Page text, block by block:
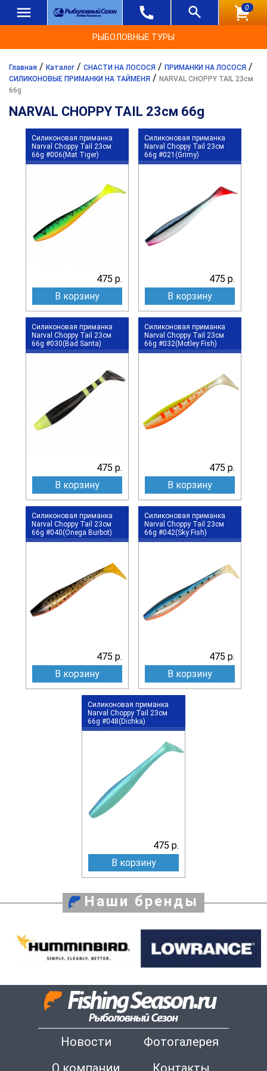
0
РЫБОЛОВНЫЕ ТУРЫ
Главная / Каталог / СНАСТИ НА ЛОСОСЯ / ПРИМАНКИ НА ЛОСОСЯ /
СИЛИКОНОВЫЕ ПРИМАНКИ НА ТАЙМЕНЯ / NARVAL CHOPPY TAIL 23см
66g
NARVAL CHOPPY TAIL 23см 66g
Силиконовая приманка
Narval Choppy Tail 23см
66g #006(Mat Tiger)
475 р.
В корзину
Силиконовая приманка
Narval Choppy Tail 23см
66g #021(Grimy)
475 р.
В корзину
Силиконовая приманка
Narval Choppy Tail 23см
66g #030(Bad Santa)
475 р.
В корзину
Силиконовая приманка
Narval Choppy Tail 23см
66g #032(Motley Fish)
475 р.
В корзину
Силиконовая приманка
Narval Choppy Tail 23см
66g #040(Onega Burbot)
475 р.
В корзину
Силиконовая приманка
Narval Choppy Tail 23см
66g #042(Sky Fish)
475 р.
В корзину
Силиконовая приманка
Narval Choppy Tail 23см
66g #048(Dichka)
475 р.
В корзину
Наши бренды
Новости
Фотогалерея
О компании
Контакты